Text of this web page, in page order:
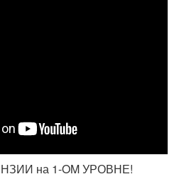
на 1-OM УРОВНЕ!